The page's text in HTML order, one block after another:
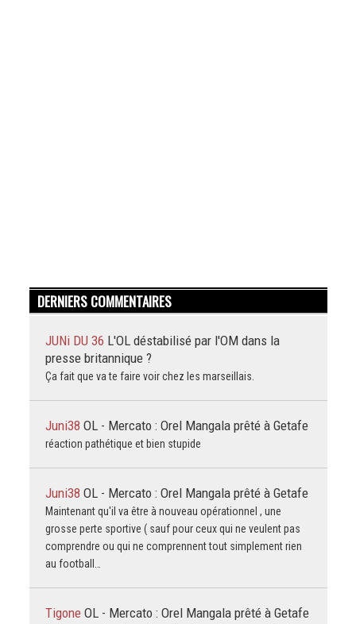
DERNIERS COMMENTAIRES
JUNi DU 36 L'OL déstabilisé par l'OM dans la
presse britannique ?
Ça fait que va te faire voir chez les marseillais.
Juni38 OL - Mercato : Orel Mangala prêté à Getafe
réaction pathétique et bien stupide
Juni38 OL - Mercato : Orel Mangala prêté à Getafe
Maintenant qu'il va être à nouveau opérationnel , une
grosse perte sportive ( sauf pour ceux qui ne veulent pas
comprendre ou qui ne comprennent tout simplement rien
au football…
Tigone OL - Mercato : Orel Mangala prêté à Getafe